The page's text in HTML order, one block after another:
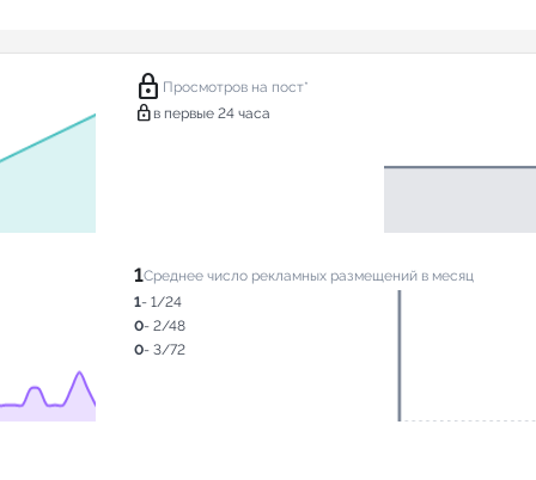
lock Просмотров на пост*
lock в первые 24 часа
1Среднее число рекламных размещений в месяц
1- 1/24
0- 2/48
0- 3/72